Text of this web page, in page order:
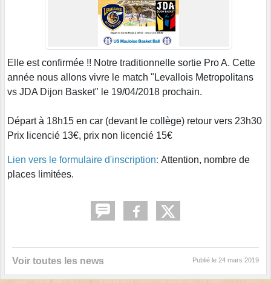
Elle est confirmée !! Notre traditionnelle sortie Pro A. Cette
année nous allons vivre le match "Levallois Metropolitans
vs JDA Dijon Basket" le 19/04/2018 prochain.
Départ à 18h15 en car (devant le collège) retour vers 23h30
Prix licencié 13€, prix non licencié 15€
Lien vers le formulaire d'inscription: Attention, nombre de
places limitées.
Voir toutes les news Publié le 24 mars 2019